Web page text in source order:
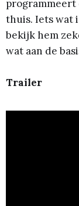
thuis. Iets wat
bekijk hem
wat aan de
Trailer